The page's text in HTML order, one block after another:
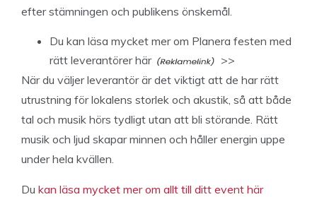
efter stämningen och publikens önskemål.
Du kan läsa mycket mer om Planera festen med
rätt leverantörer här
>>
När du väljer leverantör är det viktigt att de har rätt
utrustning för lokalens storlek och akustik, så att både
tal och musik hörs tydligt utan att bli störande. Rätt
musik och ljud skapar minnen och håller energin uppe
under hela kvällen.
Du kan läsa mycket mer om allt till ditt event här